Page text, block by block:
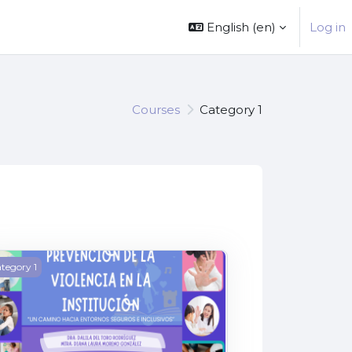
English ‎(en)‎ Log in
Courses Category 1
PROFESIONALDE LA VIOLENCIA EN LA INSTITUCION
1